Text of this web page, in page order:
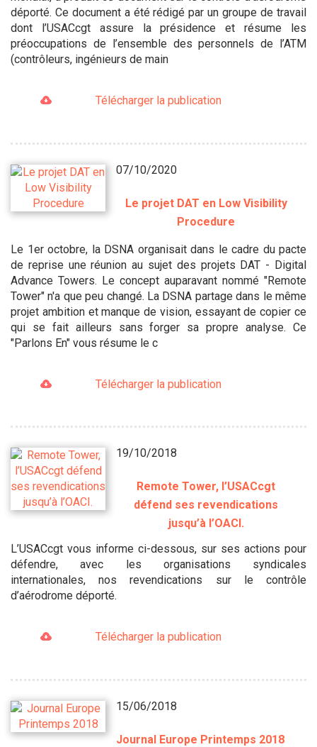
déporté. Ce document a été rédigé par un groupe de travail
dont l’USACcgt assure la présidence et résume les
préoccupations de l’ensemble des personnels de l’ATM
(contrôleurs, ingénieurs de main
Télécharger la publication
07/10/2020
Le projet DAT en Low Visibility
Procedure
Le 1er octobre, la DSNA organisait dans le cadre du pacte
de reprise une réunion au sujet des projets DAT - Digital
Advance Towers. Le concept auparavant nommé "Remote
Tower" n'a que peu changé. La DSNA partage dans le même
projet ambition et manque de vision, essayant de copier ce
qui se fait ailleurs sans forger sa propre analyse. Ce
"Parlons En" vous résume le c
Télécharger la publication
19/10/2018
Remote Tower, l’USACcgt
défend ses revendications
jusqu’à l’OACI.
L’USACcgt vous informe ci-dessous, sur ses actions pour
défendre, avec les organisations syndicales
internationales, nos revendications sur le contrôle
d’aérodrome déporté.
Télécharger la publication
15/06/2018
Journal Europe Printemps 2018